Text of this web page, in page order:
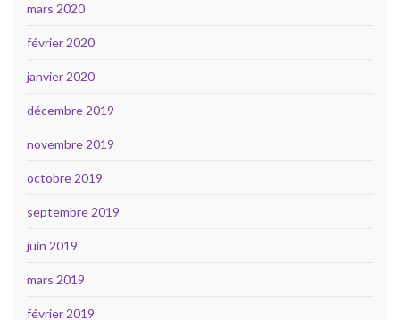
mars 2020
février 2020
janvier 2020
décembre 2019
novembre 2019
octobre 2019
septembre 2019
juin 2019
mars 2019
février 2019